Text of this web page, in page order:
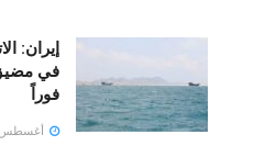
إيران:
في مضيق
فوراً
أغسطس 7, 2026